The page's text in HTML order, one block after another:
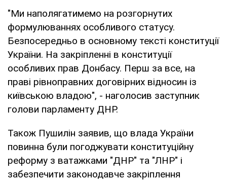
"Ми наполягатимемо на розгорнутих
формулюваннях особливого статусу.
Безпосередньо в основному тексті конституції
України. На закріпленні в конституції
особливих прав Донбасу. Перш за все, на
праві рівноправних договірних відносин із
київською владою", - наголосив заступник
голови парламенту ДНР.
Також Пушилін заявив, що влада України
повинна були погоджувати конституційну
реформу з ватажками "ДНР" та "ЛНР" і
забезпечити законодавче закріплення